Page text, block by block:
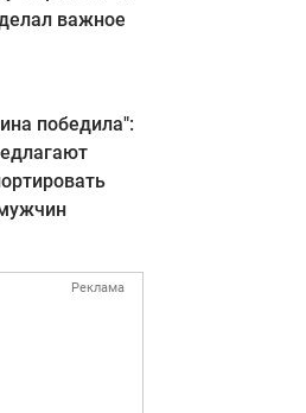
важное
победила":
Реклама